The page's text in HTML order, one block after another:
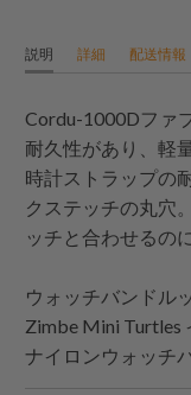
説明 詳細 配送情報
Cordu-1000Dファ
耐久性があり、軽
時計ストラップの
クステッチの丸穴
ッチと合わせるの
ウォッチバンドル
Zimbe Mini Turtles
ナイロンウォッチ